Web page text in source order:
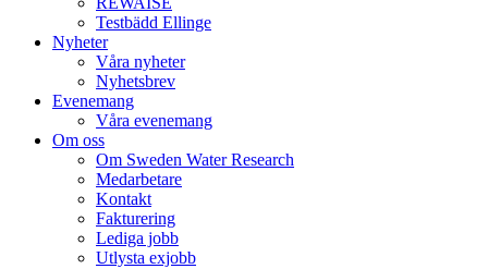
Testbädd Ellinge
Nyheter
Våra nyheter
Nyhetsbrev
Evenemang
Våra evenemang
Om oss
Om Sweden Water Research
Medarbetare
Kontakt
Fakturering
Lediga jobb
Utlysta exjobb